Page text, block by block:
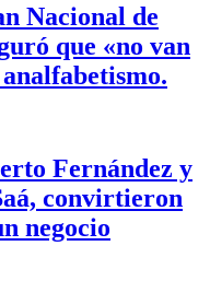
Nacional de
que «no van
Fernández y
convirtieron
negocio